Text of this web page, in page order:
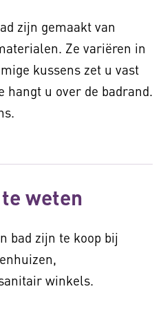
zijn gemaakt van
Ze variëren in
kussens zet u vast
hangt u over de badrand.
weten
bad zijn te koop bij
winkels.